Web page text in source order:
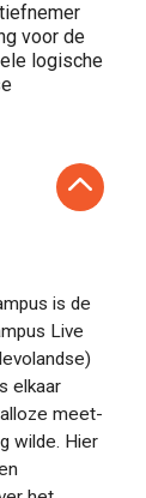
voor de
logische
is de
Live
elkaar
meet-
wilde. Hier